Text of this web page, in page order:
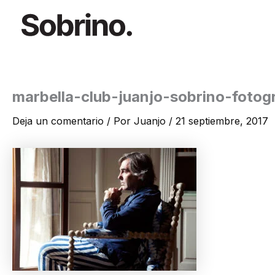
contenido
marbella-club-juanjo-sobrino-
Deja un comentario / Por Juanjo / 21 septiembre, 2017